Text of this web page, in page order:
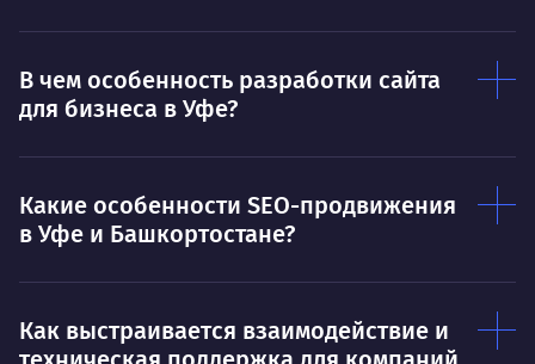
В чем особенность разработки сайта
для бизнеса в Уфе?
Какие особенности SEO-продвижения
в Уфе и Башкортостане?
Как выстраивается взаимодействие и